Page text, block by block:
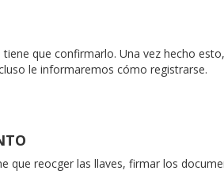
que confirmarlo. Una vez hecho
le informaremos cómo registrarse.
que reocger las llaves, firmar los